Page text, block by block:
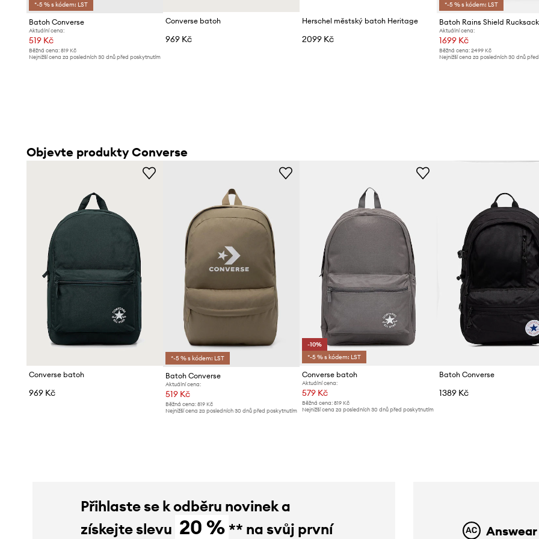
*-5 % s kódem: LST
Batoh Converse
Aktuální cena:
519 Kč
Běžná cena: 819 Kč
Nejnižší cena za posledních 30 dnů před poskytnutím
Converse batoh
969 Kč
Herschel městský batoh Heritage
2099 Kč
*-5 % s kódem: LST
Batoh Rains Shield
Aktuální cena:
1699 Kč
Běžná cena: 2499 Kč
Nejnižší cena za posledních 30 dnů
Objevte produkty Converse
Converse batoh
969 Kč
*-5 % s kódem: LST
Batoh Converse
Aktuální cena:
519 Kč
Běžná cena:819 Kč
Nejnižší cena za posledních 30 dnů před poskytnutím
-10%
*-5 % s kódem: LST
Converse batoh
Aktuální cena:
579 Kč
Běžná cena: 819 Kč
Nejnižší cena za posledních 30 dnů před poskytnutím
Batoh Converse
1389 Kč
Přihlaste se k odběru novinek a
získejte slevu 20 % ** na svůj první